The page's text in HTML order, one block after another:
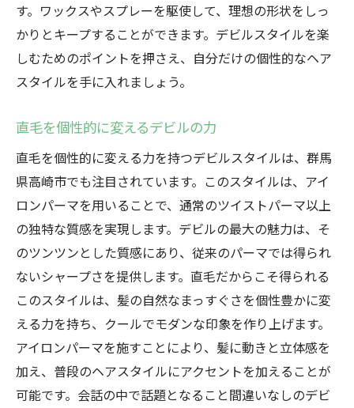
す。ワックスやスプレーを駆使して、理想の形状をしっ
かりとキープすることができます。デビルスタイルを楽
しむためのポイントを押さえ、自分だけの個性的なヘア
スタイルを手に入れましょう。
直毛を個性的に変えるデビルの力
直毛を個性的に変える力を持つデビルスタイルは、群馬
県高崎市でも注目されています。このスタイルは、アイ
ロンパーマを用いることで、通常のツイストパーマ以上
の独特な質感を実現します。デビルの最大の魅力は、そ
のツンツンとした質感にあり、従来のパーマでは得られ
ないシャープさを提供します。直毛だからこそ得られる
このスタイルは、髪の自然なまっすぐさを個性豊かに変
える力を持ち、クールでモダンな印象を作り上げます。
アイロンパーマを施すことにより、髪に動きと立体感を
加え、普段のヘアスタイルにアクセントを加えることが
可能です。会話の中で話題となること間違いなしのデビ